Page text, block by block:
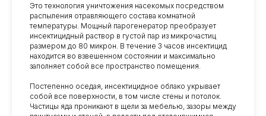
Это технология уничтожения насекомых посредством
распыления отравляющего состава комнатной
температуры. Мощный парогенератор преобразует
инсектицидный раствор в густой пар из микрочастиц
размером до 80 микрон. В течение 3 часов инсектицид
находится во взвешенном состоянии и максимально
заполняет собой все пространство помещения.
Постепенно оседая, инсектицидное облако укрывает
собой все поверхности, в том числе стены и потолок.
Частицы яда проникают в щели за мебелью, зазоры между